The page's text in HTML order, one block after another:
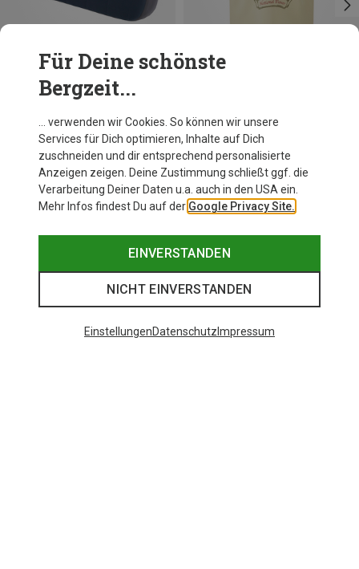
Du sparst 48%
Für Deine schönste
Bergzeit...
… verwenden wir Cookies. So können wir unsere
Services für Dich optimieren, Inhalte auf Dich
zuschneiden und dir entsprechend personalisierte
Anzeigen zeigen. Deine Zustimmung schließt ggf. die
Verarbeitung Deiner Daten u.a. auch in den USA ein.
Mehr Infos findest Du auf der Google Privacy Site.
EINVERSTANDEN
NICHT EINVERSTANDEN
EinstellungenDatenschutz Impressum